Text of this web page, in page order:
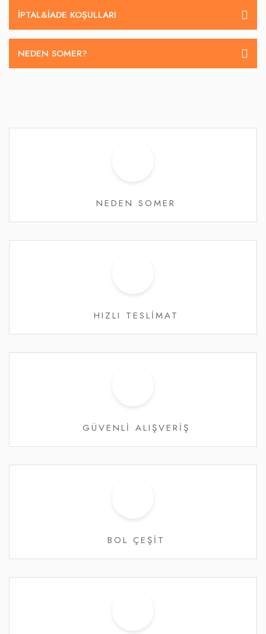
İPTAL&IADE KOŞULLARI
NEDEN SOMER?
NEDEN SOMER
HIZLI TESLİMAT
GÜVENLİ ALIŞVERİŞ
BOL ÇEŞİT